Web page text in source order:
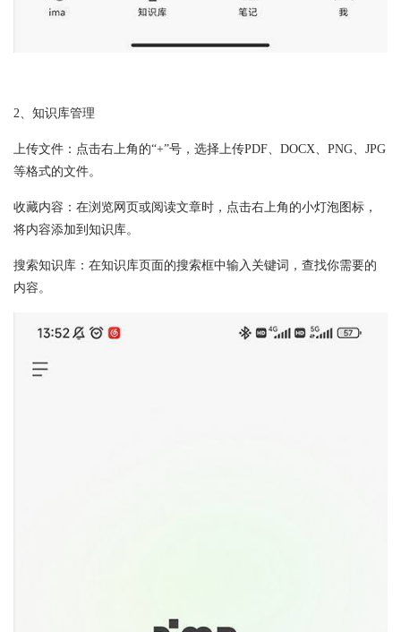
2、知识库管理
上传文件：点击右上角的“+”号，选择上传PDF、DOCX、PNG、JPG
等格式的文件。
收藏内容：在浏览网页或阅读文章时，点击右上角的小灯泡图标，
将内容添加到知识库。
搜索知识库：在知识库页面的搜索框中输入关键词，查找你需要的
内容。